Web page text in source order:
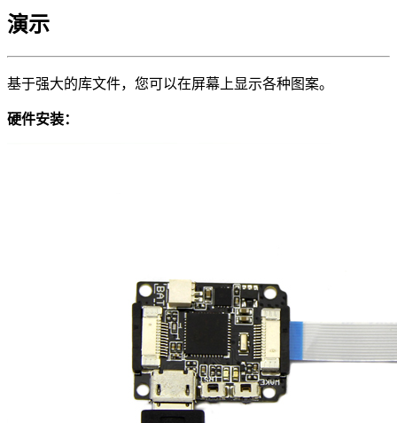
演示
基于强大的库文件，您可以在屏幕上显示各种图案。
硬件安装：